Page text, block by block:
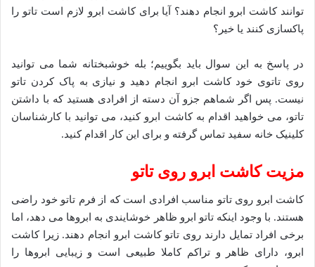
توانند کاشت ابرو انجام دهند؟ آیا برای کاشت ابرو لازم است تاتو را
پاکسازی کنند یا خیر؟
در پاسخ به این سوال باید بگوییم؛ بله خوشبختانه شما می توانید
روی تاتوی خود کاشت ابرو انجام دهید و نیازی به پاک کردن تاتو
نیست. پس اگر شماهم جزو آن دسته از افرادی هستید که با داشتن
تاتو، می خواهید اقدام به کاشت ابرو کنید، می توانید با کارشناسان
کلینیک خانه سفید تماس گرفته و برای این کار اقدام کنید.
مزیت کاشت ابرو روی تاتو
کاشت ابرو روی تاتو مناسب افرادی است که از فرم تاتو خود راضی
هستند. با وجود اینکه تاتو ابرو ظاهر خوشایندی به ابروها می دهد، اما
برخی افراد تمایل دارند روی تاتو کاشت ابرو انجام دهند. زیرا کاشت
ابرو، دارای ظاهر و تراکم کاملا طبیعی است و زیبایی ابروها را